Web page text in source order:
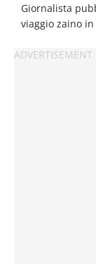
Giornalista
viaggio zaino